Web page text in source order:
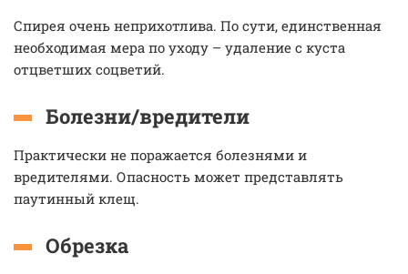
Спирея очень неприхотлива. По сути, единственная
необходимая мера по уходу – удаление с куста
отцветших соцветий.
Болезни/вредители
Практически не поражается болезнями и
вредителями. Опасность может представлять
паутинный клещ.
Обрезка